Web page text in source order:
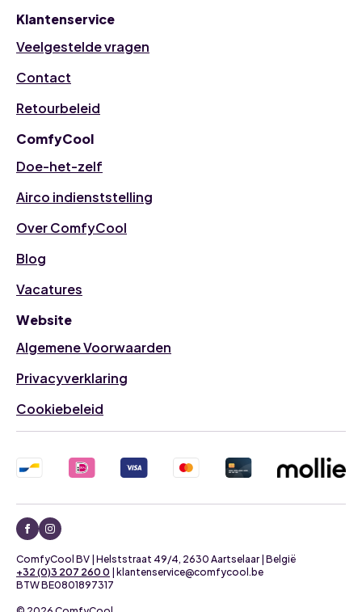
Klantenservice
Veelgestelde vragen
Contact
Retourbeleid
ComfyCool
Doe-het-zelf
Airco indienststelling
Over ComfyCool
Blog
Vacatures
Website
Algemene Voorwaarden
Privacyverklaring
Cookiebeleid
+32 (0)3 207 260 0 | klantenservice@comfycool.be
BTW BE0801897317
ComfyCool BV | Helststraat 49/4, 2630 Aartselaar | België